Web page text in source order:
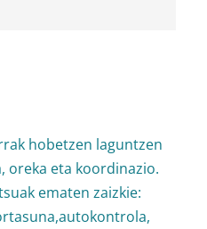
hobetzen laguntzen
oreka eta koordinazio.
ematen zaizkie: